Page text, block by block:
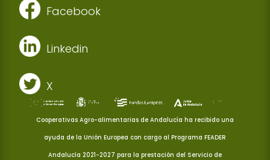
Facebook
Linkedin
X
Cooperativas Agro-alimentarias de Andalucía ha recibido una
ayuda de la Unión Europea con cargo al Programa FEADER
Andalucía 2021-2027 para la prestación del Servicio de